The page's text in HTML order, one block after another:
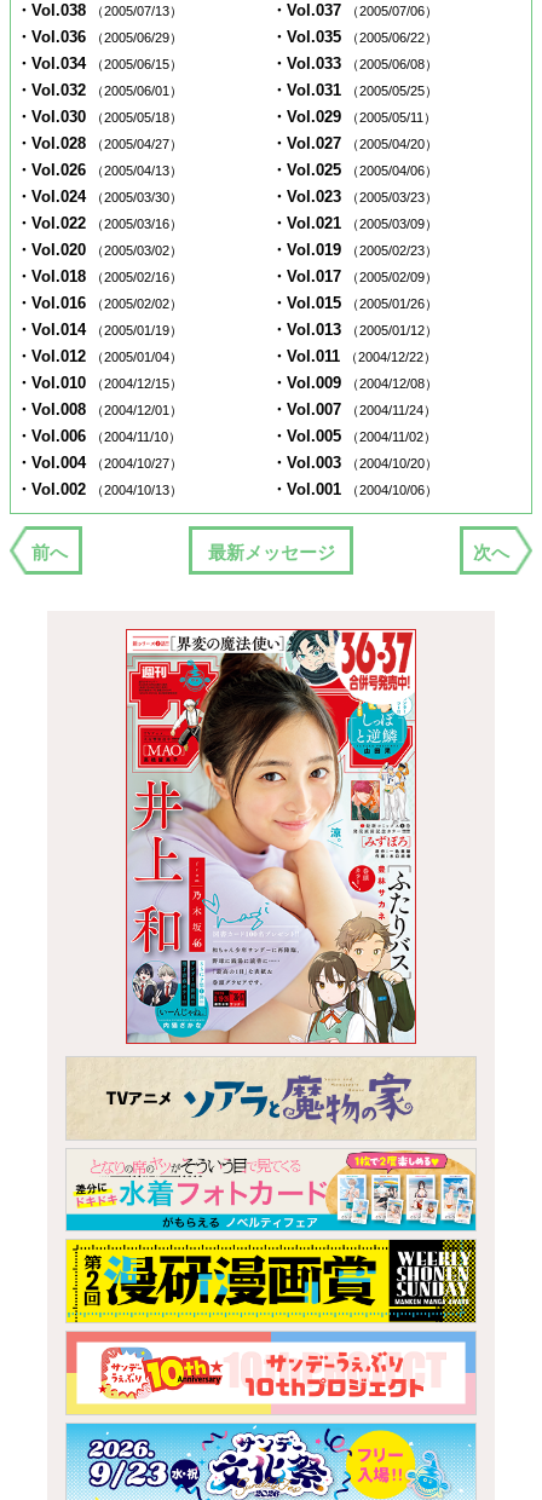
・Vol.038 （2005/07/13） ・Vol.037 （2005/07/06）
・Vol.036 （2005/06/29） ・Vol.035 （2005/06/22）
・Vol.034 （2005/06/15） ・Vol.033 （2005/06/08）
・Vol.032 （2005/06/01） ・Vol.031 （2005/05/25）
・Vol.030 （2005/05/18） ・Vol.029 （2005/05/11）
・Vol.028 （2005/04/27） ・Vol.027 （2005/04/20）
・Vol.026 （2005/04/13） ・Vol.025 （2005/04/06）
・Vol.024 （2005/03/30） ・Vol.023 （2005/03/23）
・Vol.022 （2005/03/16） ・Vol.021 （2005/03/09）
・Vol.020 （2005/03/02） ・Vol.019 （2005/02/23）
・Vol.018 （2005/02/16） ・Vol.017 （2005/02/09）
・Vol.016 （2005/02/02） ・Vol.015 （2005/01/26）
・Vol.014 （2005/01/19） ・Vol.013 （2005/01/12）
・Vol.012 （2005/01/04） ・Vol.011 （2004/12/22）
・Vol.010 （2004/12/15） ・Vol.009 （2004/12/08）
・Vol.008 （2004/12/01） ・Vol.007 （2004/11/24）
・Vol.006 （2004/11/10） ・Vol.005 （2004/11/02）
・Vol.004 （2004/10/27） ・Vol.003 （2004/10/20）
・Vol.002 （2004/10/13） ・Vol.001 （2004/10/06）
前へ 最新メッセージ 次へ